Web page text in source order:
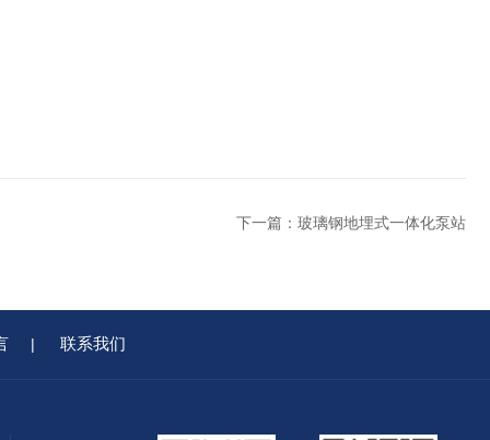
下一篇： 玻璃钢地埋式一体化泵站
| 联系我们